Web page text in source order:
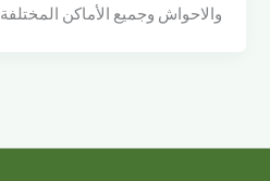
والاحواش وجميع الأماكن المختلفة